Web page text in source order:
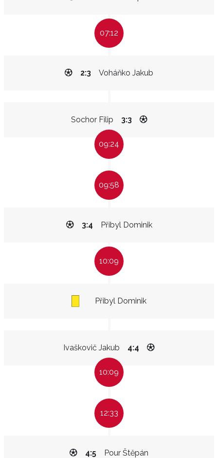
07:12
Voháňko Jakub
2:3
Sochor Filip 3:3
09:24
09:58
Přibyl Dominik
3:4
10:09
Přibyl Dominik
Ivaškovič Jakub 4:4
10:09
12:33
Pour Štěpán
4:5